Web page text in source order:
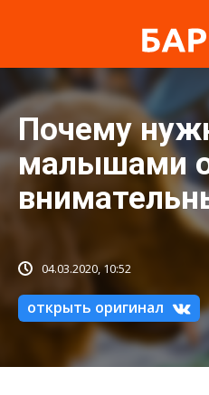
Почему
малышами
04.03.2020, 10:52
открыть оригинал